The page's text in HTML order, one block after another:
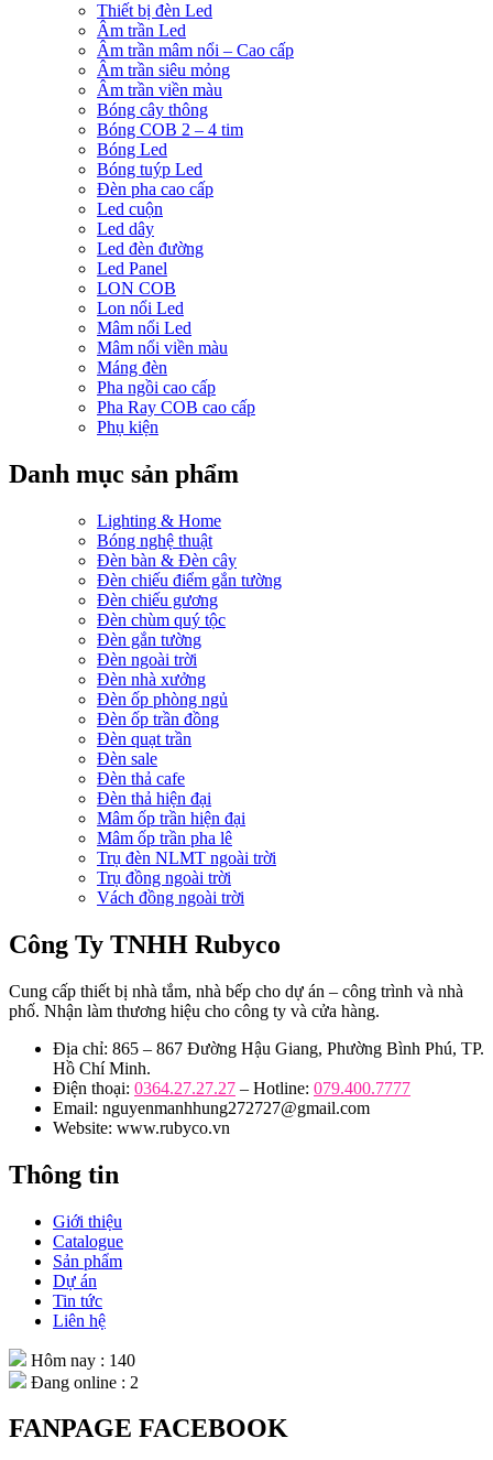
Thiết bị đèn Led
Âm trần Led
Âm trần mâm nổi – Cao cấp
Âm trần siêu mỏng
Âm trần viền màu
Bóng cây thông
Bóng COB 2 – 4 tim
Bóng Led
Bóng tuýp Led
Đèn pha cao cấp
Led cuộn
Led dây
Led đèn đường
Led Panel
LON COB
Lon nổi Led
Mâm nổi Led
Mâm nổi viền màu
Máng đèn
Pha ngồi cao cấp
Pha Ray COB cao cấp
Phụ kiện
Danh mục sản phẩm
Lighting & Home
Bóng nghệ thuật
Đèn bàn & Đèn cây
Đèn chiếu điểm gắn tường
Đèn chiếu gương
Đèn chùm quý tộc
Đèn gắn tường
Đèn ngoài trời
Đèn nhà xưởng
Đèn ốp phòng ngủ
Đèn ốp trần đồng
Đèn quạt trần
Đèn sale
Đèn thả cafe
Đèn thả hiện đại
Mâm ốp trần hiện đại
Mâm ốp trần pha lê
Trụ đèn NLMT ngoài trời
Trụ đồng ngoài trời
Vách đồng ngoài trời
Công Ty TNHH Rubyco
Cung cấp thiết bị nhà tắm, nhà bếp cho dự án – công trình và nhà
phố. Nhận làm thương hiệu cho công ty và cửa hàng.
Địa chỉ: 865 – 867 Đường Hậu Giang, Phường Bình Phú, TP.
Hồ Chí Minh.
Điện thoại: 0364.27.27.27 – Hotline: 079.400.7777
Email: nguyenmanhhung272727@gmail.com
Website: www.rubyco.vn
Thông tin
Giới thiệu
Catalogue
Sản phẩm
Dự án
Tin tức
Liên hệ
Hôm nay : 140
Đang online : 2
FANPAGE FACEBOOK